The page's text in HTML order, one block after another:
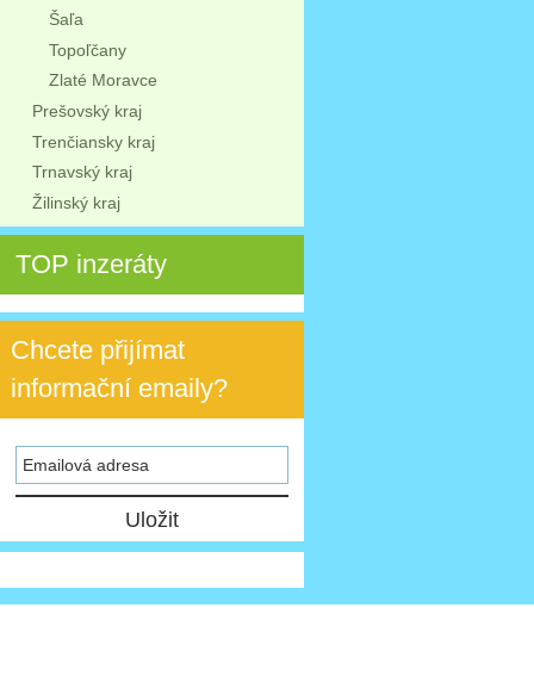
Šaľa
Topoľčany
Zlaté Moravce
Prešovský kraj
Trenčiansky kraj
Trnavský kraj
Žilinský kraj
TOP inzeráty
Chcete přijímat
informační emaily?